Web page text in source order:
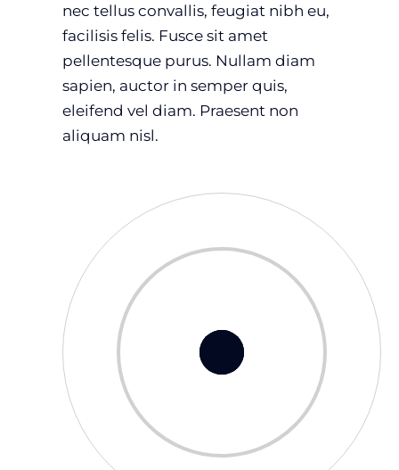
nec tellus convallis, feugiat nibh eu,
facilisis felis. Fusce sit amet
pellentesque purus. Nullam diam
sapien, auctor in semper quis,
eleifend vel diam. Praesent non
aliquam nisl.